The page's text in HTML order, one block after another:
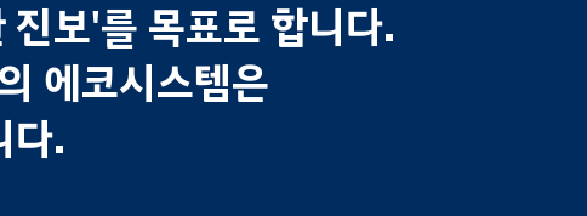
보'를 목표로 합니다.
에코시스템은
다.